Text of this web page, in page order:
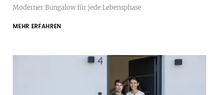
Moderner Bungalow für jede Lebensphase
MEHR ERFAHREN